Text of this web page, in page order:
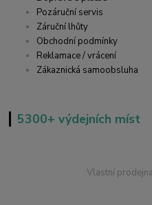
Pozáruční servis
Záruční lhůty
Obchodní podmínky
Reklamace / vrácení
Zákaznická samoobsluha
5300+ výdejních míst
Vlastní